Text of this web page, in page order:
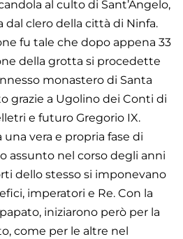
al culto di Sant’Angelo,
clero della città di Ninfa.
fu tale che dopo appena 33
della grotta si procedette
monastero di Santa
grazie a Ugolino dei Conti di
e futuro Gregorio IX.
vera e propria fase di
assunto nel corso degli anni
dello stesso si imponevano
imperatori e Re. Con la
iniziarono però per la
come per le altre nel